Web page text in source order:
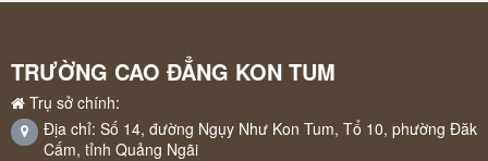
TRƯỜNG CAO ĐẲNG KON TUM
Trụ sở chính:
Địa chỉ: Số 14, đường Ngụy Như Kon Tum, Tổ 10, phường Đăk
Cấm, tỉnh Quảng Ngãi